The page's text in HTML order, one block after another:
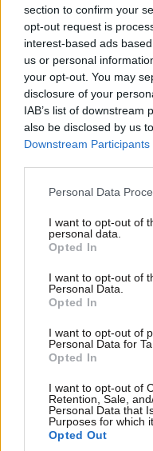
section to confirm your
opt-out request is
interest-based ads
us or personal
your opt-out. You may
disclosure of your
IAB’s list of downstream
also be disclosed by us
Downstream Participants
Please note that this
not limited to your visit
grant or deny consent to
use your data for below
consent section.
Personal Data
I want to opt-out of
personal data.
Opted In
I want to opt-out of
Personal Data.
Opted In
I want to opt-out of
Personal Data for
Opted In
I want to opt-out of
Retention, Sale,
Personal Data that
Purposes for which
Opted Out